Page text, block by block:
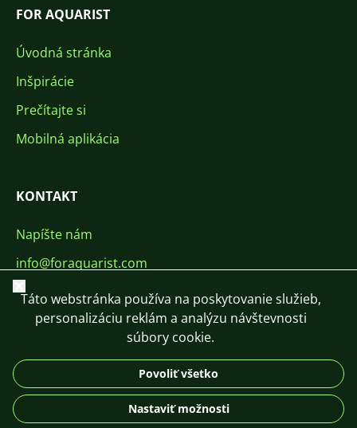
FOR AQUARIST
Úvodná stránka
Inšpirácie
Prečítajte si
Mobilná aplikácia
KONTAKT
Napíšte nám
info@foraquarist.com
+420 603 449 602
DE
© 2026 For Aquarist
Zavrieť
Táto webstránka používa na poskytovanie služieb,
personalizáciu reklám a analýzu návštevnosti
súbory cookie.
Povoliť všetko
Nastaviť možnosti